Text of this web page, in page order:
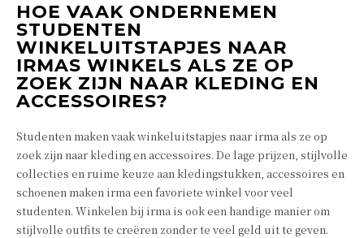
HOE VAAK ONDERNEMEN
STUDENTEN
WINKELUITSTAPJES NAAR
IRMAS WINKELS ALS ZE OP
ZOEK ZIJN NAAR KLEDING EN
ACCESSOIRES?
Studenten maken vaak winkeluitstapjes naar irma als ze op
zoek zijn naar kleding en accessoires. De lage prijzen, stijlvolle
collecties en ruime keuze aan kledingstukken, accessoires en
schoenen maken irma een favoriete winkel voor veel
studenten. Winkelen bij irma is ook een handige manier om
stijlvolle outfits te creëren zonder te veel geld uit te geven.